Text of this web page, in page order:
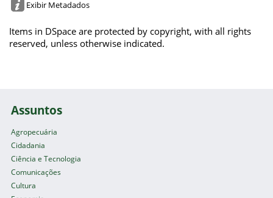
Exibir Metadados
Items in DSpace are protected by copyright, with all rights
reserved, unless otherwise indicated.
Assuntos
Agropecuária
Cidadania
Ciência e Tecnologia
Comunicações
Cultura